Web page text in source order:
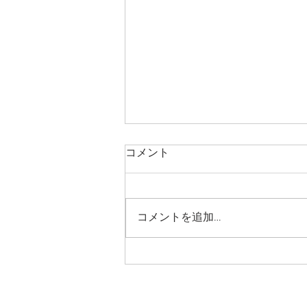
キラキラブロックワークショ
コメント
コメントを追加…